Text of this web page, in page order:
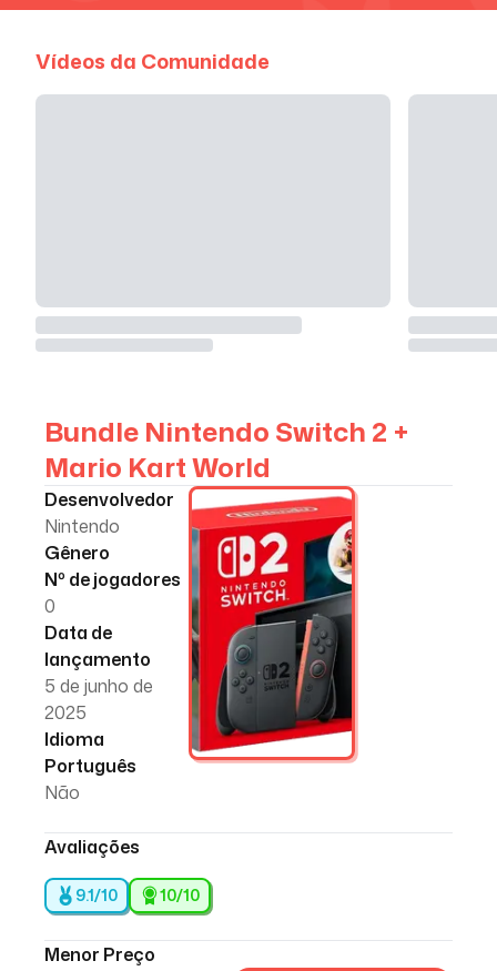
Vídeos da Comunidade
Bundle Nintendo Switch 2 +
Mario Kart World
Desenvolvedor
Nintendo
Gênero
Nº de jogadores
0
Data de
lançamento
5 de junho de
2025
Idioma
Português
Não
Avaliações
9.1/10 10/10
Menor Preço